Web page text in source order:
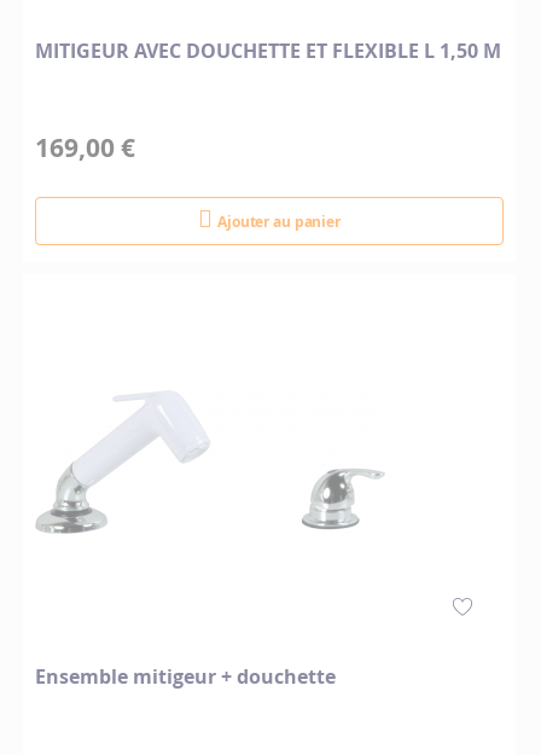
MITIGEUR AVEC DOUCHETTE ET FLEXIBLE L 1,50 M
169,00 €
Ajouter au panier
Ensemble mitigeur + douchette